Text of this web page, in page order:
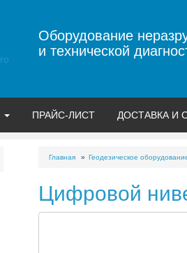
Оборудование
и технической
ПРАЙС-ЛИСТ ДОСТАВКА И
Главная Геодезическое
Цифровой